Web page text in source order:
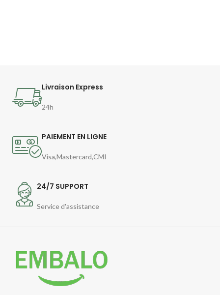
Livraison Express
24h
PAIEMENT EN LIGNE
Visa,Mastercard,CMI
24/7 SUPPORT
Service d'assistance